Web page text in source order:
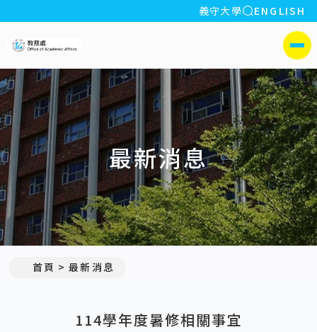
:::
義守大學 全站搜索
ENGLISH
側選單
最新消息
首頁 最新消息
114學年度暑修相關事宜